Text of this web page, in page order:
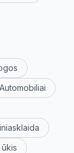
Automobiliai